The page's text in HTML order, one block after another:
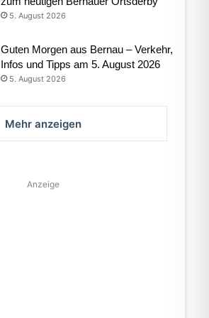
5. August 2026
Guten Morgen aus Bernau – Verkehr,
Infos und Tipps am 5. August 2026
5. August 2026
Mehr anzeigen
Anzeige